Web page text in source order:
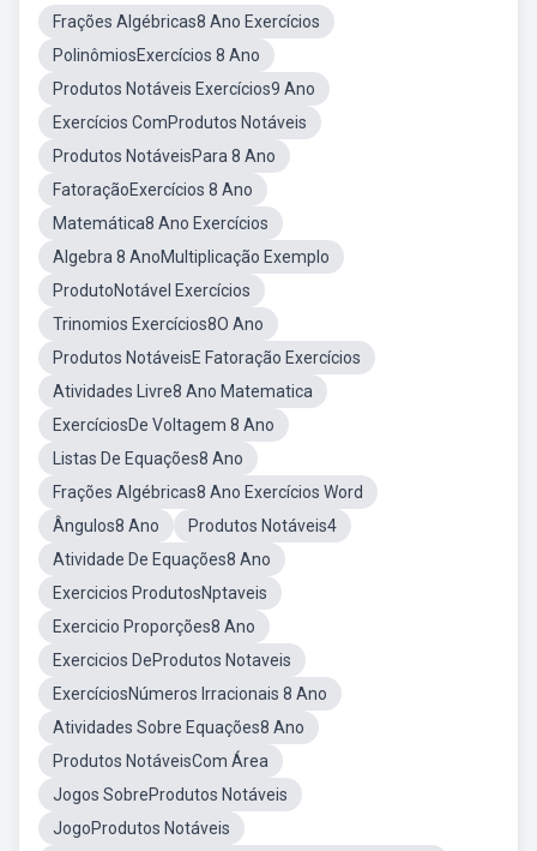
Frações Algébricas8 Ano Exercícios
PolinômiosExercícios 8 Ano
Produtos Notáveis Exercícios9 Ano
Exercícios ComProdutos Notáveis
Produtos NotáveisPara 8 Ano
FatoraçãoExercícios 8 Ano
Matemática8 Ano Exercícios
Algebra 8 AnoMultiplicação Exemplo
ProdutoNotável Exercícios
Trinomios Exercícios8O Ano
Produtos NotáveisE Fatoração Exercícios
Atividades Livre8 Ano Matematica
ExercíciosDe Voltagem 8 Ano
Listas De Equações8 Ano
Frações Algébricas8 Ano Exercícios Word
Ângulos8 Ano
Produtos Notáveis4
Atividade De Equações8 Ano
Exercicios ProdutosNptaveis
Exercicio Proporções8 Ano
Exercicios DeProdutos Notaveis
ExercíciosNúmeros Irracionais 8 Ano
Atividades Sobre Equações8 Ano
Produtos NotáveisCom Área
Jogos SobreProdutos Notáveis
JogoProdutos Notáveis